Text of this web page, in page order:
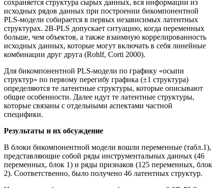
сохраняется структура сырых данных, вся информации из
исходных рядов данных при построении бикомпонентной
PLS-модели собирается в первых независимых латентных
структурах. 2B-PLS допускает ситуацию, когда переменных
больше, чем объектов, а также взаимную коррелированность
исходных данных, которые могут включать в себя линейные
комбинации друг друга (Rohlf, Corti 2000).
Для бикомпонентной PLS-модели по графику «осыпи
структур» по первому перегибу графика (±1 структура)
определяются те латентные структуры, которые описывают
общие особенности. Далее идут те латентные структуры,
которые связаны с отдельными аспектами частной
специфики.
Результаты и их обсуждение
В блоки бикомпонентной модели вошли переменные (табл.1),
представляющие собой ряды инструментальных данных (46
переменных, блок 1) и ряды признаков (125 переменных, блок
2). Соответственно, было получено 46 латентных структур.